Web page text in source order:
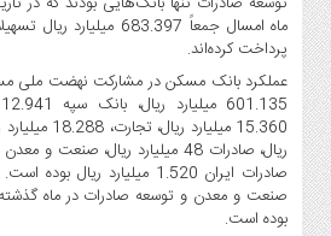
غذایی
سیاسی
و
بین
الملل
نگاه
روز
گوناگون
ماه امسال جمعاً 683.397
پرداخت کرده‌اند.
عملکرد بانک مسکن در مشارکت نهضت ملی
صادرات ایران 1.520 میلیارد
صنعت و معدن و توسعه صادرات در ماه
بوده است.